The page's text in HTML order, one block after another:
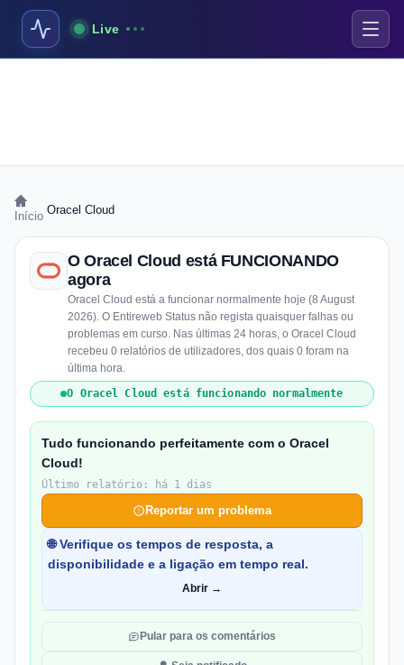
Live
Início Oracel Cloud
O Oracel Cloud está FUNCIONANDO
agora
Oracel Cloud está a funcionar normalmente hoje (8 August
2026). O Entireweb Status não regista quaisquer falhas ou
problemas em curso. Nas últimas 24 horas, o Oracel Cloud
recebeu 0 relatórios de utilizadores, dos quais 0 foram na
última hora.
O Oracel Cloud está funcionando normalmente
Tudo funcionando perfeitamente com o Oracel
Cloud!
Último relatório: há 1 dias
Reportar um problema
🌐 Verifique os tempos de resposta, a
disponibilidade e a ligação em tempo real.
Abrir →
Pular para os comentários